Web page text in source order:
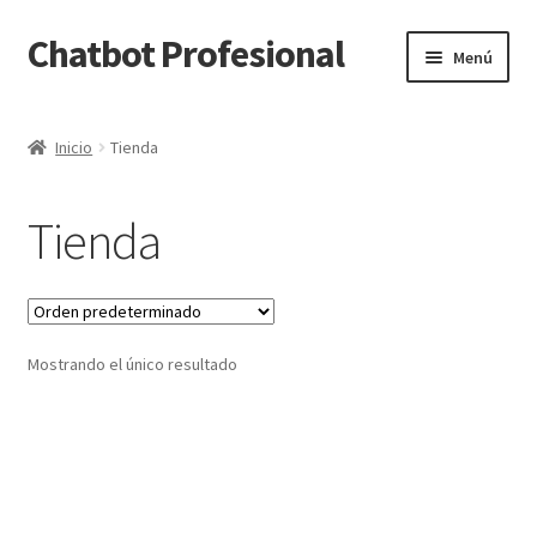
Ir
a
navegación
Ir
al
Chatbot Profesional Menú
Inicio Tienda
Tienda
Mostrando el único resultado